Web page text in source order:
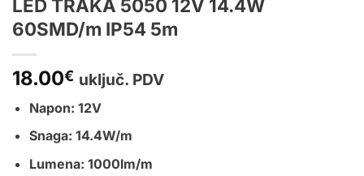
LED TRAKA 5050 12V 14.4W
60SMD/m IP54 5m
18.00€ uključ. PDV
Napon: 12V
Snaga: 14.4W/m
Lumena: 1000lm/m